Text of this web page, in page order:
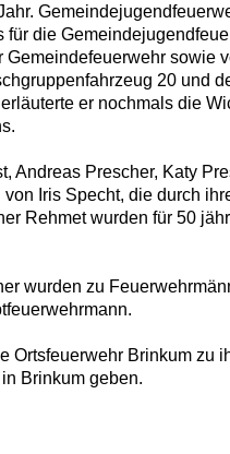
die
20 und
er nochmals die
Andreas Prescher, Katy
Iris Specht, die durch
Rehmet wurden für 50
wurden zu
Brinkum
Brinkum geben.